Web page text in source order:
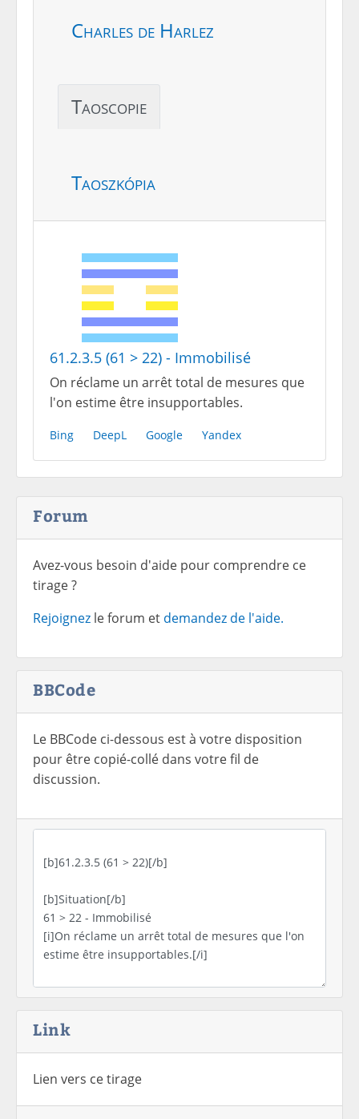
Charles de Harlez
Taoscopie
Taoszkópia
61.2.3.5 (61 > 22) - Immobilisé
On réclame un arrêt total de mesures que
l'on estime être insupportables.
Bing DeepL Google Yandex
Forum
Avez-vous besoin d'aide pour comprendre ce
tirage ?
Rejoignez le forum et demandez de l'aide.
BBCode
Le BBCode ci-dessous est à votre disposition
pour être copié-collé dans votre fil de
discussion.
Link
Lien vers ce tirage